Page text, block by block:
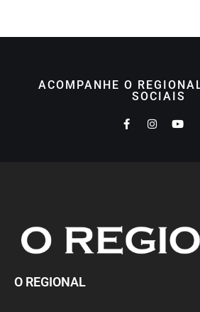
ACOMPANHE O
SOCIAIS
O REGIONAL